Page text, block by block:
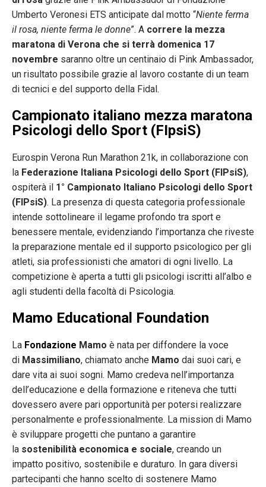
Umberto Veronesi ETS anticipate dal motto “Niente ferma
il rosa, niente ferma le donne”. A correre la mezza
maratona di Verona che si terrà domenica 17
novembre saranno oltre un centinaio di Pink Ambassador,
un risultato possibile grazie al lavoro costante di un team
di tecnici e del supporto della Fidal.
Campionato italiano mezza maratona
Psicologi dello Sport (FIpsiS)
Eurospin Verona Run Marathon 21k, in collaborazione con
la Federazione Italiana Psicologi dello Sport (FIPsiS),
ospiterà il 1° Campionato Italiano Psicologi dello Sport
(FIPsiS). La presenza di questa categoria professionale
intende sottolineare il legame profondo tra sport e
benessere mentale, evidenziando l’importanza che riveste
la preparazione mentale ed il supporto psicologico per gli
atleti, sia professionisti che amatori di ogni livello. La
competizione è aperta a tutti gli psicologi iscritti all’albo e
agli studenti della facoltà di Psicologia.
Mamo Educational Foundation
La Fondazione Mamo è nata per diffondere la voce
di Massimiliano, chiamato anche Mamo dai suoi cari, e
dare vita ai suoi sogni. Mamo credeva nell’importanza
dell’educazione e della formazione e riteneva che tutti
dovessero avere pari opportunità per potersi realizzare
personalmente e professionalmente. La mission di Mamo
è sviluppare progetti che puntano a garantire
la sostenibilità economica e sociale, creando un
impatto positivo, sostenibile e duraturo. In gara diversi
partecipanti che hanno scelto di sostenere Mamo